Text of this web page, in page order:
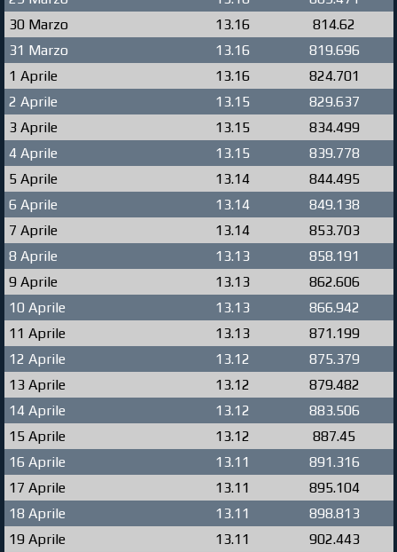
30 Marzo
13.16
814.62
31 Marzo
13.16
819.696
1 Aprile
13.16
824.701
2 Aprile
13.15
829.637
3 Aprile
13.15
834.499
4 Aprile
13.15
839.778
5 Aprile
13.14
844.495
6 Aprile
13.14
849.138
7 Aprile
13.14
853.703
8 Aprile
13.13
858.191
9 Aprile
13.13
862.606
10 Aprile
13.13
866.942
11 Aprile
13.13
871.199
12 Aprile
13.12
875.379
13 Aprile
13.12
879.482
14 Aprile
13.12
883.506
15 Aprile
13.12
887.45
16 Aprile
13.11
891.316
17 Aprile
13.11
895.104
18 Aprile
13.11
898.813
19 Aprile
13.11
902.443